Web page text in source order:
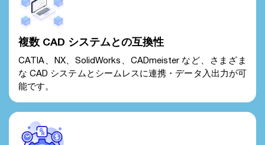
複数 CAD システムとの互換性
CATIA、NX、SolidWorks、CADmeister など、さまざま
な CAD システムとシームレスに連携・データ入出力が可
能です。